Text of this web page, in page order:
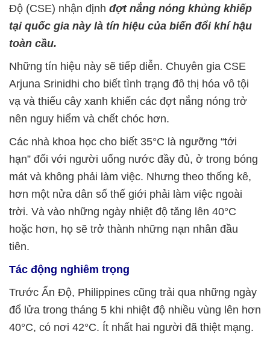
Độ (CSE) nhận định đợt nắng nóng khủng khiếp
tại quốc gia này là tín hiệu của biến đổi khí hậu
toàn cầu.
Những tín hiệu này sẽ tiếp diễn. Chuyên gia CSE
Arjuna Srinidhi cho biết tình trạng đô thị hóa vô tội
vạ và thiếu cây xanh khiến các đợt nắng nóng trở
nên nguy hiểm và chết chóc hơn.
Các nhà khoa học cho biết 35°C là ngưỡng “tới
hạn” đối với người uống nước đầy đủ, ở trong bóng
mát và không phải làm việc. Nhưng theo thống kê,
hơn một nửa dân số thế giới phải làm việc ngoài
trời. Và vào những ngày nhiệt độ tăng lên 40°C
hoặc hơn, họ sẽ trở thành những nạn nhân đầu
tiên.
Tác động nghiêm trọng
Trước Ấn Độ, Philippines cũng trải qua những ngày
đổ lửa trong tháng 5 khi nhiệt độ nhiều vùng lên hơn
40°C, có nơi 42°C. Ít nhất hai người đã thiệt mạng.